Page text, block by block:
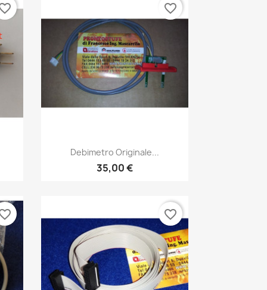
Anteprima
Debimetro Originale...
35,00 €
favorite_border
favorite_border